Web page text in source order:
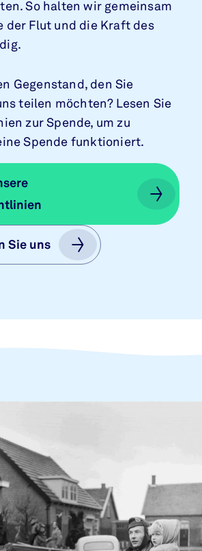
So halten wir gemeinsam
der Flut und die Kraft des
Gegenstand, den Sie
teilen möchten? Lesen Sie
zur Spende, um zu
Spende funktioniert.
Sie uns
Sie uns